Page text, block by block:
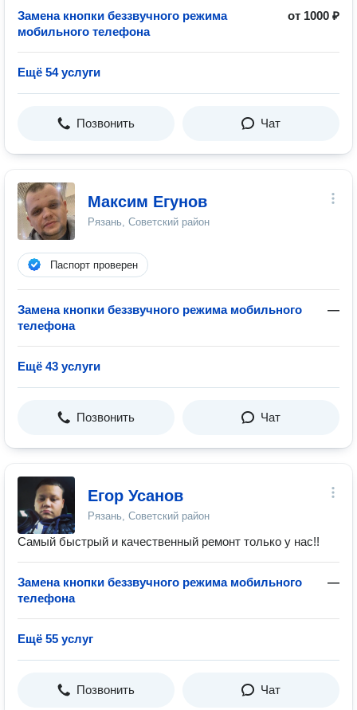
Замена кнопки беззвучного режима
мобильного телефона
от 1000 ₽
Ещё 54 услуги
Позвонить Чат
Максим Егунов
Рязань, Советский район
Паспорт проверен
Замена кнопки беззвучного режима мобильного
телефона
—
Ещё 43 услуги
Позвонить Чат
Егор Усанов
Рязань, Советский район
Самый быстрый и качественный ремонт только у нас!!
Замена кнопки беззвучного режима мобильного
телефона
—
Ещё 55 услуг
Позвонить Чат